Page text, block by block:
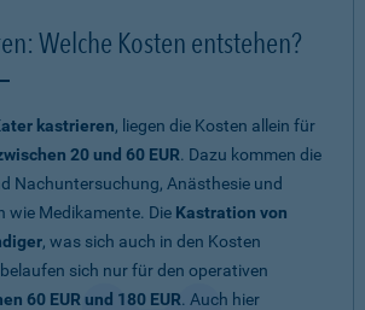
Welche Kosten entstehen?
kastrieren, liegen die Kosten allein für
20 und 60 EUR. Dazu kommen die
Nachuntersuchung, Anästhesie und
wie Medikamente. Die Kastration von
, was sich auch in den Kosten
sich nur für den operativen
60 EUR und 180 EUR. Auch hier